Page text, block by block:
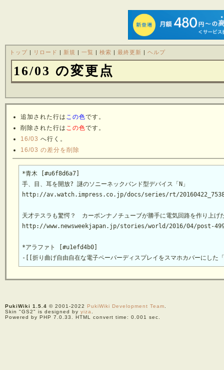
トップ リロード 新規 一覧 検索 最終更新 ヘルプ
16/03 の変更点
追加された行は この色です。
削除された行は この色です。
16/03 へ行く。
16/03 の差分を削除
*青木 [#u6f8d6a7]
手、目、耳を開放? 謎のソニーネックバンド型デバイス「N」
天才テスラも驚愕？　カーボンナノチューブが勝手に電気回路を作り上げ
http://www.newsweekjapan.jp/stories/world/2016/04/post-
*アラファト [#u1efd4b0]
PukiWiki 1.5.4 © 2001-2022 PukiWiki Development Team.
Skin "GS2" is designed by yiza.
Powered by PHP 7.0.33. HTML convert time: 0.001 sec.